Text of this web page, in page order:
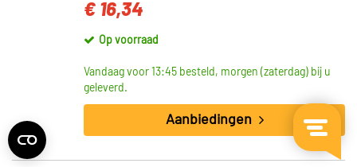
€ 16,34
Op voorraad
Vandaag voor 13:45 besteld, morgen (zaterdag) bij u
geleverd.
Aanbiedingen